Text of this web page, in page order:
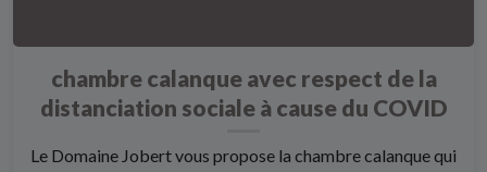
chambre calanque avec respect de la
distanciation sociale à cause du COVID
Le Domaine Jobert vous propose la chambre calanque qui